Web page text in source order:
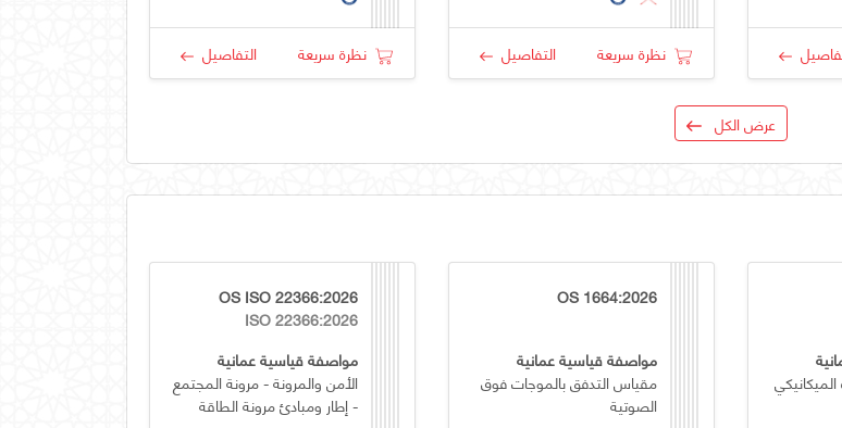
نظرة سريعة التفاصيل نظرة سريعة التفاصيل
عرض الكل
OS 1664:2026
مواصفة قياسية عمانية
مقياس التدفق بالموجات فوق
الصوتية
OS ISO 22366:2026
ISO 22366:2026
مواصفة قياسية عمانية
الأمن والمرونة - مرونة المجتمع
- إطار ومبادئ مرونة الطاقة